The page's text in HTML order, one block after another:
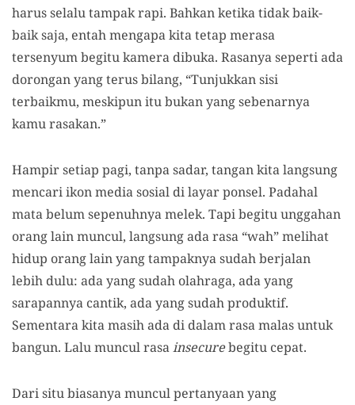
harus selalu tampak rapi. Bahkan ketika tidak baik-
baik saja, entah mengapa kita tetap merasa
tersenyum begitu kamera dibuka. Rasanya seperti ada
dorongan yang terus bilang, “Tunjukkan sisi
terbaikmu, meskipun itu bukan yang sebenarnya
kamu rasakan.”
Hampir setiap pagi, tanpa sadar, tangan kita langsung
mencari ikon media sosial di layar ponsel. Padahal
mata belum sepenuhnya melek. Tapi begitu unggahan
orang lain muncul, langsung ada rasa “wah” melihat
hidup orang lain yang tampaknya sudah berjalan
lebih dulu: ada yang sudah olahraga, ada yang
sarapannya cantik, ada yang sudah produktif.
Sementara kita masih ada di dalam rasa malas untuk
bangun. Lalu muncul rasainsecurebegitu cepat.
Dari situ biasanya muncul pertanyaan yang